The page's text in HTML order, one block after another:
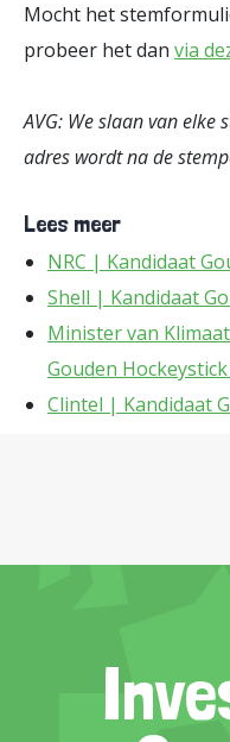
Mocht het
probeer het dan via
AVG: We slaan van elke
adres wordt na de
Lees meer
NRC | Kandidaat
Shell | Kandidaat
Minister van
Gouden
Clintel | Kandidaat